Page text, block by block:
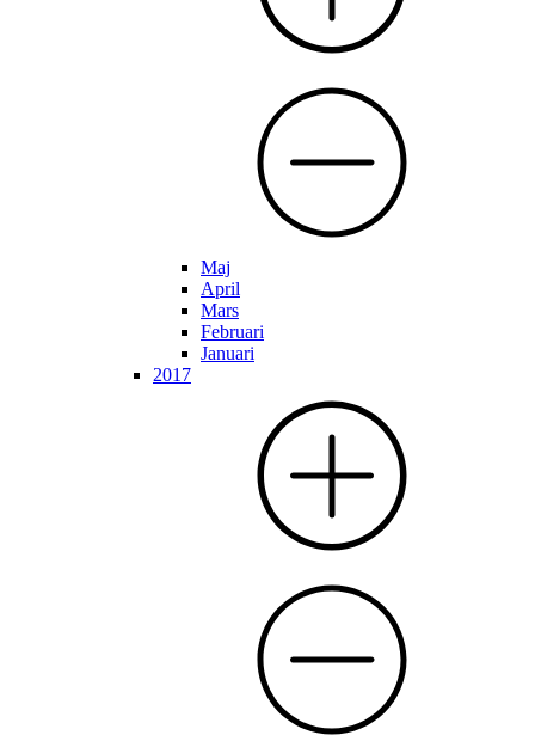
Maj
April
Mars
Februari
Januari
2017